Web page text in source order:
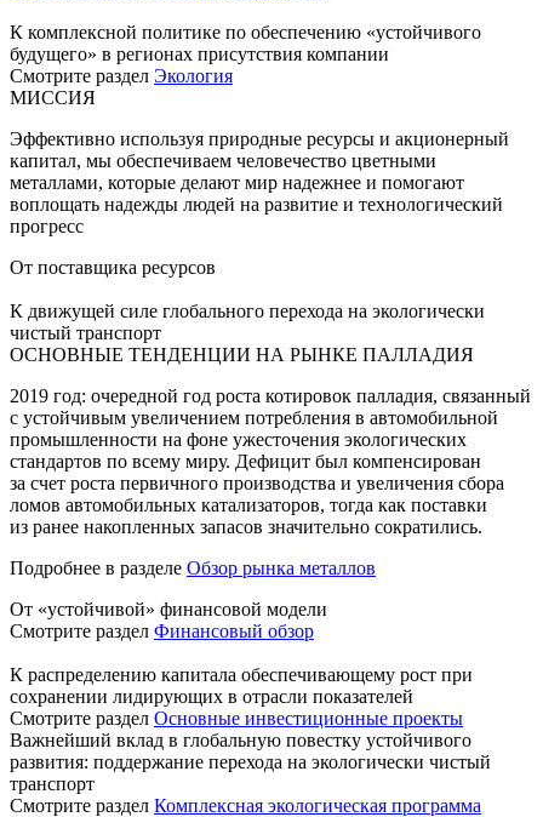
К комплексной политике по обеспечению «устойчивого
будущего» в регионах присутствия компании
Смотрите раздел Экология
МИССИЯ
Эффективно используя природные ресурсы и акционерный
капитал, мы обеспечиваем человечество цветными
металлами, которые делают мир надежнее и помогают
воплощать надежды людей на развитие и технологический
прогресс
От поставщика ресурсов
К движущей силе глобального перехода на экологически
чистый транспорт
ОСНОВНЫЕ ТЕНДЕНЦИИ НА РЫНКЕ ПАЛЛАДИЯ
2019 год: очередной год роста котировок палладия, связанный
с устойчивым увеличением потребления в автомобильной
промышленности на фоне ужесточения экологических
стандартов по всему миру. Дефицит был компенсирован
за счет роста первичного производства и увеличения сбора
ломов автомобильных катализаторов, тогда как поставки
из ранее накопленных запасов значительно сократились.
Подробнее в разделе Обзор рынка металлов
От «устойчивой» финансовой модели
Смотрите раздел Финансовый обзор
К распределению капитала обеспечивающему рост при
сохранении лидирующих в отрасли показателей
Смотрите раздел Основные инвестиционные проекты
Важнейший вклад в глобальную повестку устойчивого
развития: поддержание перехода на экологически чистый
транспорт
Смотрите раздел Комплексная экологическая программа